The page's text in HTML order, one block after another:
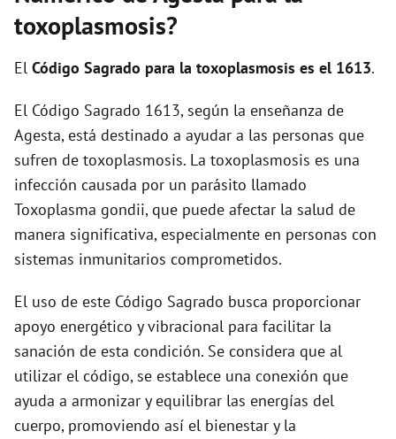
i
d
e
o
toxoplasmosis?
El Código Sagrado para la toxoplasmosis es el 1613.
El Código Sagrado 1613, según la enseñanza de
Agesta, está destinado a ayudar a las personas que
sufren de toxoplasmosis. La toxoplasmosis es una
infección causada por un parásito llamado
Toxoplasma gondii, que puede afectar la salud de
manera significativa, especialmente en personas con
sistemas inmunitarios comprometidos.
El uso de este Código Sagrado busca proporcionar
apoyo energético y vibracional para facilitar la
sanación de esta condición. Se considera que al
utilizar el código, se establece una conexión que
ayuda a armonizar y equilibrar las energías del
cuerpo, promoviendo así el bienestar y la